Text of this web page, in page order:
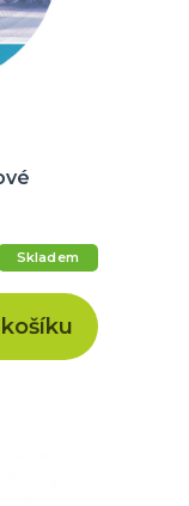
Skladem